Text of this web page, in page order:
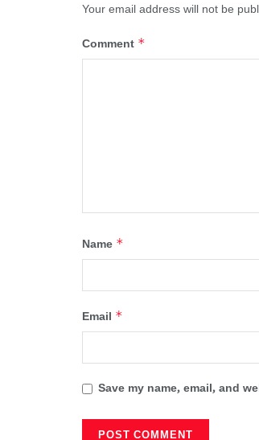
Your email address will not be
Comment *
Name *
Email *
Save my name, email, and